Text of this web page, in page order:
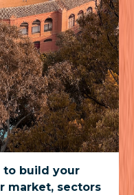
to build your
market, sectors